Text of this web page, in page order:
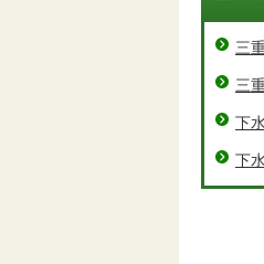
三
三
下
下